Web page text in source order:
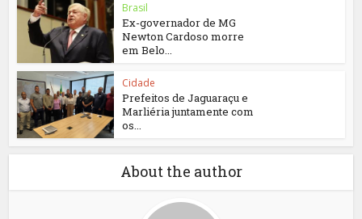
Brasil
Ex-governador de MG
Newton Cardoso morre
em Belo...
Cidade
Prefeitos de Jaguaraçu e
Marliéria juntamente com
os...
About the author